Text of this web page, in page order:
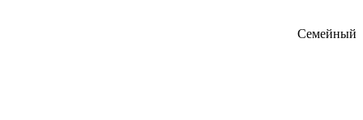
Семейный